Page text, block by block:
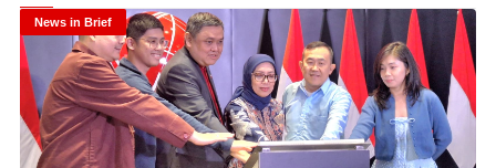
News in Brief